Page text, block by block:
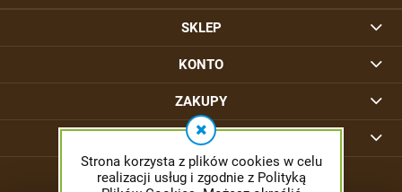
Strona korzysta z plików cookies w celu
realizacji usług i zgodnie z Polityką
SKLEP
KONTO
ZAKUPY
INFORMACJE